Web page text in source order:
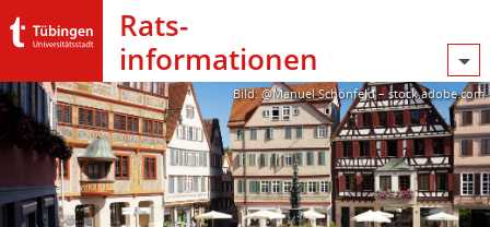
Rats­
informationen
Bild: @Manuel Schönfeld – stock.adobe.com